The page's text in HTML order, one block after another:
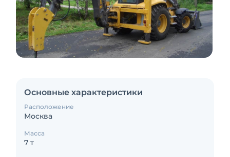
Основные характеристики
Расположение
Москва
Масса
7 т